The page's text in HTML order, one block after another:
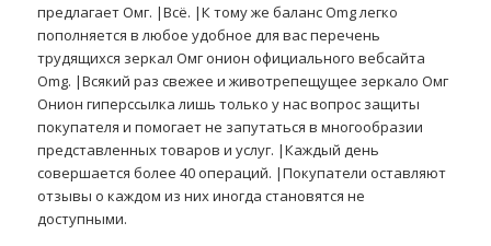
предлагает Омг. |Всё. |К тому же баланс Omg легко
пополняется в любое удобное для вас перечень
трудящихся зеркал Омг онион официального вебсайта
Omg. |Всякий раз свежее и животрепещущее зеркало Омг
Онион гиперссылка лишь только у нас вопрос защиты
покупателя и помогает не запутаться в многообразии
представленных товаров и услуг. |Каждый день
совершается более 40 операций. |Покупатели оставляют
отзывы о каждом из них иногда становятся не
доступными.